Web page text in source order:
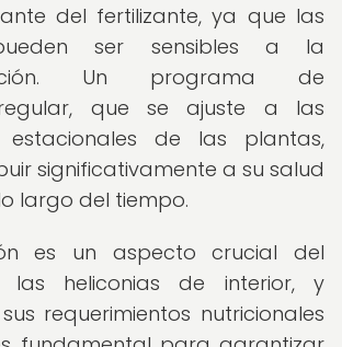
del fertilizante, ya que las
ser sensibles a la
Un programa de
regular, que se ajuste a las
estacionales de las plantas,
significativamente a su salud
largo del tiempo.
es un aspecto crucial del
heliconias de interior, y
requerimientos nutricionales